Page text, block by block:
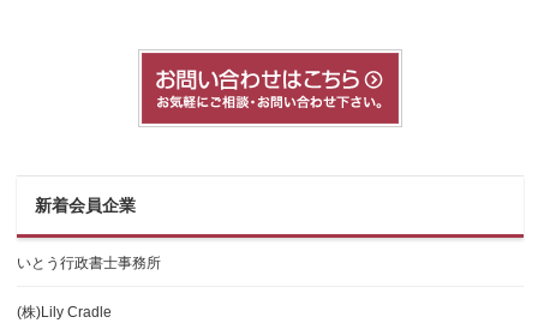
新着会員企業
いとう行政書士事務所
(株)Lily Cradle